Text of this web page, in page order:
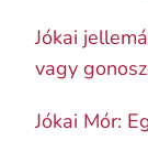
Jókai
vagy
Jókai Mór: